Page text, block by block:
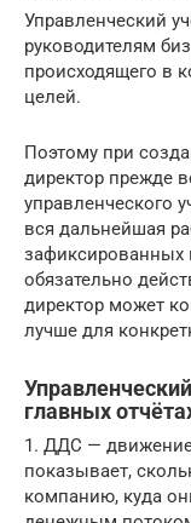
Управленческий
руководителям
происходящего в
целей.
Поэтому при
директор прежде
управленческого
вся дальнейшая
зафиксированных
обязательно
директор может
лучше для
главных
1. ДДС — движение
показывает,
компанию, куда